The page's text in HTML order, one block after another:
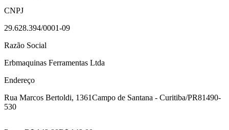
CNPJ
29.628.394/0001-09
Razão Social
Erbmaquinas Ferramentas Ltda
Endereço
Rua Marcos Bertoldi, 1361Campo de Santana - Curitiba/PR81490-
530